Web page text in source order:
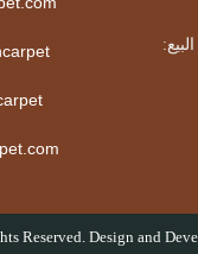
Reserved. Design and